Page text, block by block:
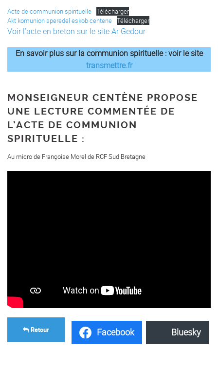
Acte de communion spirituelle Télécharger
Akt komunion speredel eskob centene Télécharger
Voir l’acte en breton sur le site Ar Gedour
En savoir plus sur la communion spirituelle : voir le site
transmettre.fr
MONSEIGNEUR CENTÈNE PROPOSE
UNE LECTURE COMMENTÉE DE
L’ACTE DE COMMUNION
SPIRITUELLE :
Au micro de Françoise Morel de RCF Sud Bretagne
Facebook Bluesky
Retour